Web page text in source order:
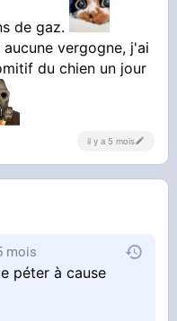
de gaz.
vergogne, j'ai
du chien un jour
il y a 5 mois
mois
péter à cause